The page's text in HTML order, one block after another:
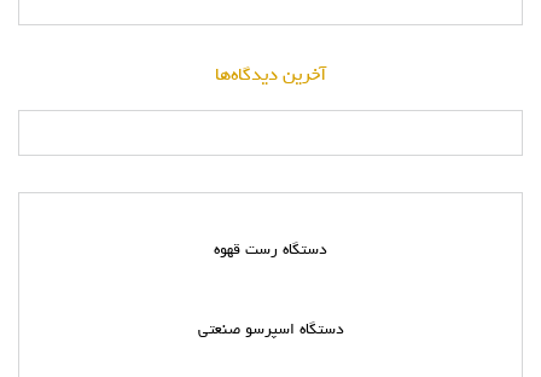
آخرین دیدگاه‌ها
دستگاه رست قهوه
دستگاه اسپرسو صنعتی